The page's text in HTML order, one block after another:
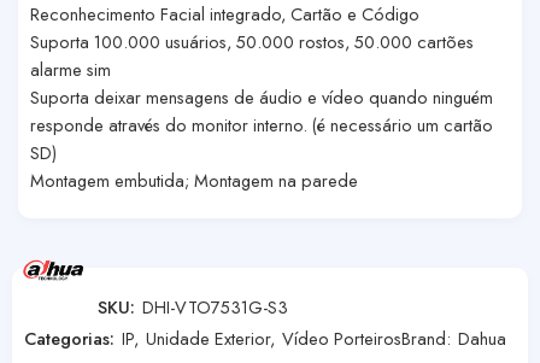
Reconhecimento Facial integrado, Cartão e Código
Suporta 100.000 usuários, 50.000 rostos, 50.000 cartões
alarme sim
Suporta deixar mensagens de áudio e vídeo quando ninguém
responde através do monitor interno. (é necessário um cartão
SD)
Montagem embutida; Montagem na parede
SKU: DHI-VTO7531G-S3
Categorias: IP, Unidade Exterior, Vídeo PorteirosBrand: Dahua